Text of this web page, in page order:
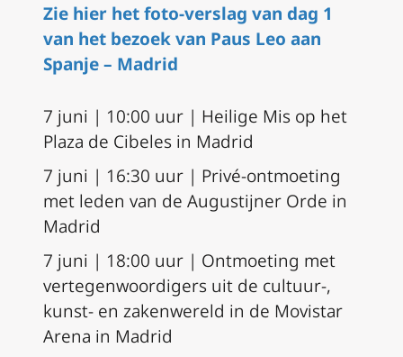
Zie hier het foto-verslag van dag 1
van het bezoek van Paus Leo aan
Spanje – Madrid
7 juni | 10:00 uur | Heilige Mis op het
Plaza de Cibeles in Madrid
7 juni | 16:30 uur | Privé-ontmoeting
met leden van de Augustijner Orde in
Madrid
7 juni | 18:00 uur | Ontmoeting met
vertegenwoordigers uit de cultuur-,
kunst- en zakenwereld in de Movistar
Arena in Madrid